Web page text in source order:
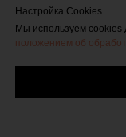
Настройка Cookies
Мы используем cookies
положением об
ПД
едином